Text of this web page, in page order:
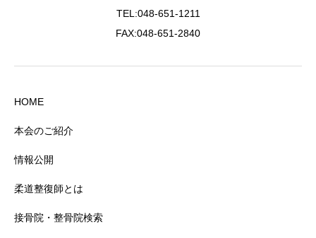
TEL:048-651-1211
FAX:048-651-2840
HOME
本会のご紹介
情報公開
柔道整復師とは
接骨院・整骨院検索